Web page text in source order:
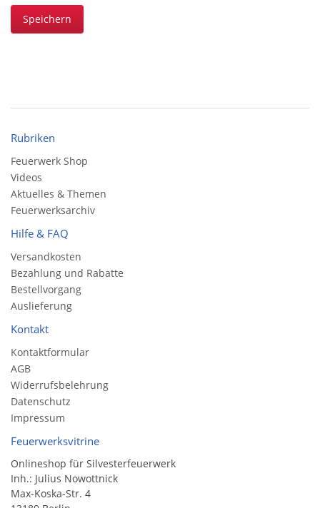
Speichern
Rubriken
Feuerwerk Shop
Videos
Aktuelles & Themen
Feuerwerksarchiv
Hilfe & FAQ
Versandkosten
Bezahlung und Rabatte
Bestellvorgang
Auslieferung
Kontakt
Kontaktformular
AGB
Widerrufsbelehrung
Datenschutz
Impressum
Feuerwerksvitrine
Onlineshop für Silvesterfeuerwerk
Inh.: Julius Nowottnick
Max-Koska-Str. 4